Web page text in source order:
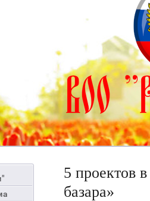
5 проектов
базара»